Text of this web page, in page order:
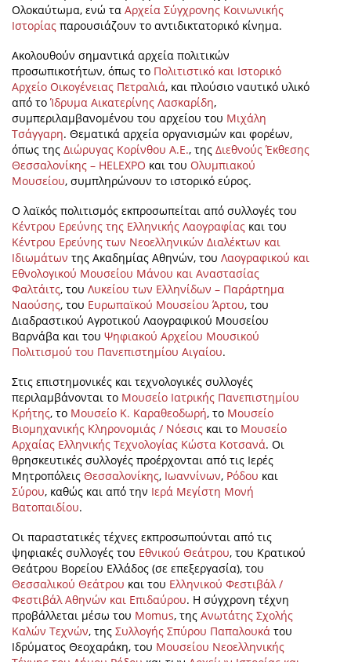
Ολοκαύτωμα, ενώ τα Αρχεία Σύγχρονης Κοινωνικής
Ιστορίας παρουσιάζουν το αντιδικτατορικό κίνημα.
Ακολουθούν σημαντικά αρχεία πολιτικών
προσωπικοτήτων, όπως το Πολιτιστικό και Ιστορικό
Αρχείο Οικογένειας Πετραλιά, και πλούσιο ναυτικό υλικό
από τοΊδρυμα Αικατερίνης Λασκαρίδη,
συμπεριλαμβανομένου του αρχείου του Μιχάλη
Τσάγγαρη. Θεματικά αρχεία οργανισμών και φορέων,
όπως της Διώρυγας Κορίνθου Α.Ε., της Διεθνούς Έκθεσης
Θεσσαλονίκης – HELEXPO και του Ολυμπιακού
Μουσείου, συμπληρώνουν το ιστορικό εύρος.
Ο λαϊκός πολιτισμός εκπροσωπείται από συλλογές του
Κέντρου Ερεύνης της Ελληνικής Λαογραφίας και του
Κέντρου Ερεύνης των Νεοελληνικών Διαλέκτων και
Ιδιωμάτων της Ακαδημίας Αθηνών, του Λαογραφικού και
Εθνολογικού Μουσείου Μάνου και Αναστασίας
Φαλτάιτς, του Λυκείου των Ελληνίδων – Παράρτημα
Ναούσης, του Ευρωπαϊκού Μουσείου Άρτου, του
Διαδραστικού Αγροτικού Λαογραφικού Μουσείου
Βαρνάβα και του Ψηφιακού Αρχείου Μουσικού
Πολιτισμού του Πανεπιστημίου Αιγαίου.
Στις επιστημονικές και τεχνολογικές συλλογές
περιλαμβάνονται το Μουσείο Ιατρικής Πανεπιστημίου
Κρήτης, το Μουσείο Κ. Καραθεοδωρή, το Μουσείο
Βιομηχανικής Κληρονομιάς / Νόεσις και το Μουσείο
Αρχαίας Ελληνικής Τεχνολογίας Κώστα Κοτσανά. Οι
θρησκευτικές συλλογές προέρχονται από τις Ιερές
Μητροπόλεις Θεσσαλονίκης, Ιωαννίνων, Ρόδου και
Σύρου, καθώς και από την Ιερά Μεγίστη Μονή
Βατοπαιδίου.
Οι παραστατικές τέχνες εκπροσωπούνται από τις
ψηφιακές συλλογές του Εθνικού Θεάτρου, του Κρατικού
Θεάτρου Βορείου Ελλάδος (σε επεξεργασία), του
Θεσσαλικού Θεάτρου και του Ελληνικού Φεστιβάλ /
Φεστιβάλ Αθηνών και Επιδαύρου. Η σύγχρονη τέχνη
προβάλλεται μέσω του Momus, της Ανωτάτης Σχολής
Καλών Τεχνών, της Συλλογής Σπύρου Παπαλουκά του
Ιδρύματος Θεοχαράκη, του Μουσείου Νεοελληνικής